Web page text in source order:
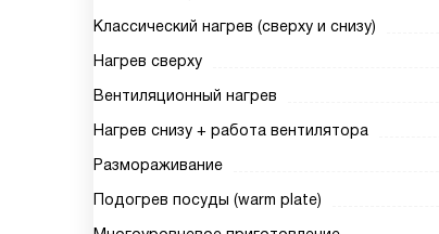
Классический нагрев (сверху и снизу)
Нагрев сверху
Вентиляционный нагрев
Нагрев снизу + работа вентилятора
Размораживание
Подогрев посуды (warm plate)